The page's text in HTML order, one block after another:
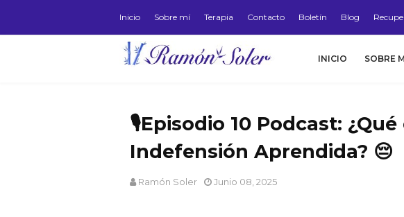
Inicio Sobre mí Terapia Contacto Boletín Blog
INICIO SOBRE
🎙️Episodio 10 Podcast: ¿Qué
Indefensión Aprendida? 😔
Ramón Soler Junio 08, 2025